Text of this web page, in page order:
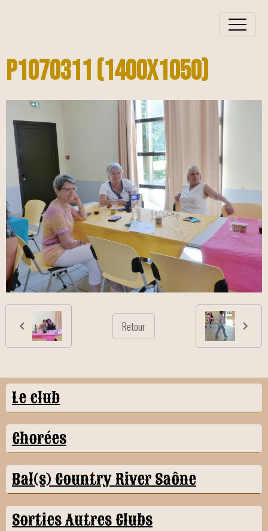
P1070311 (1400x1050)
Retour
Le club
Chorées
Bal(s) Country River Saône
Sorties Autres Clubs